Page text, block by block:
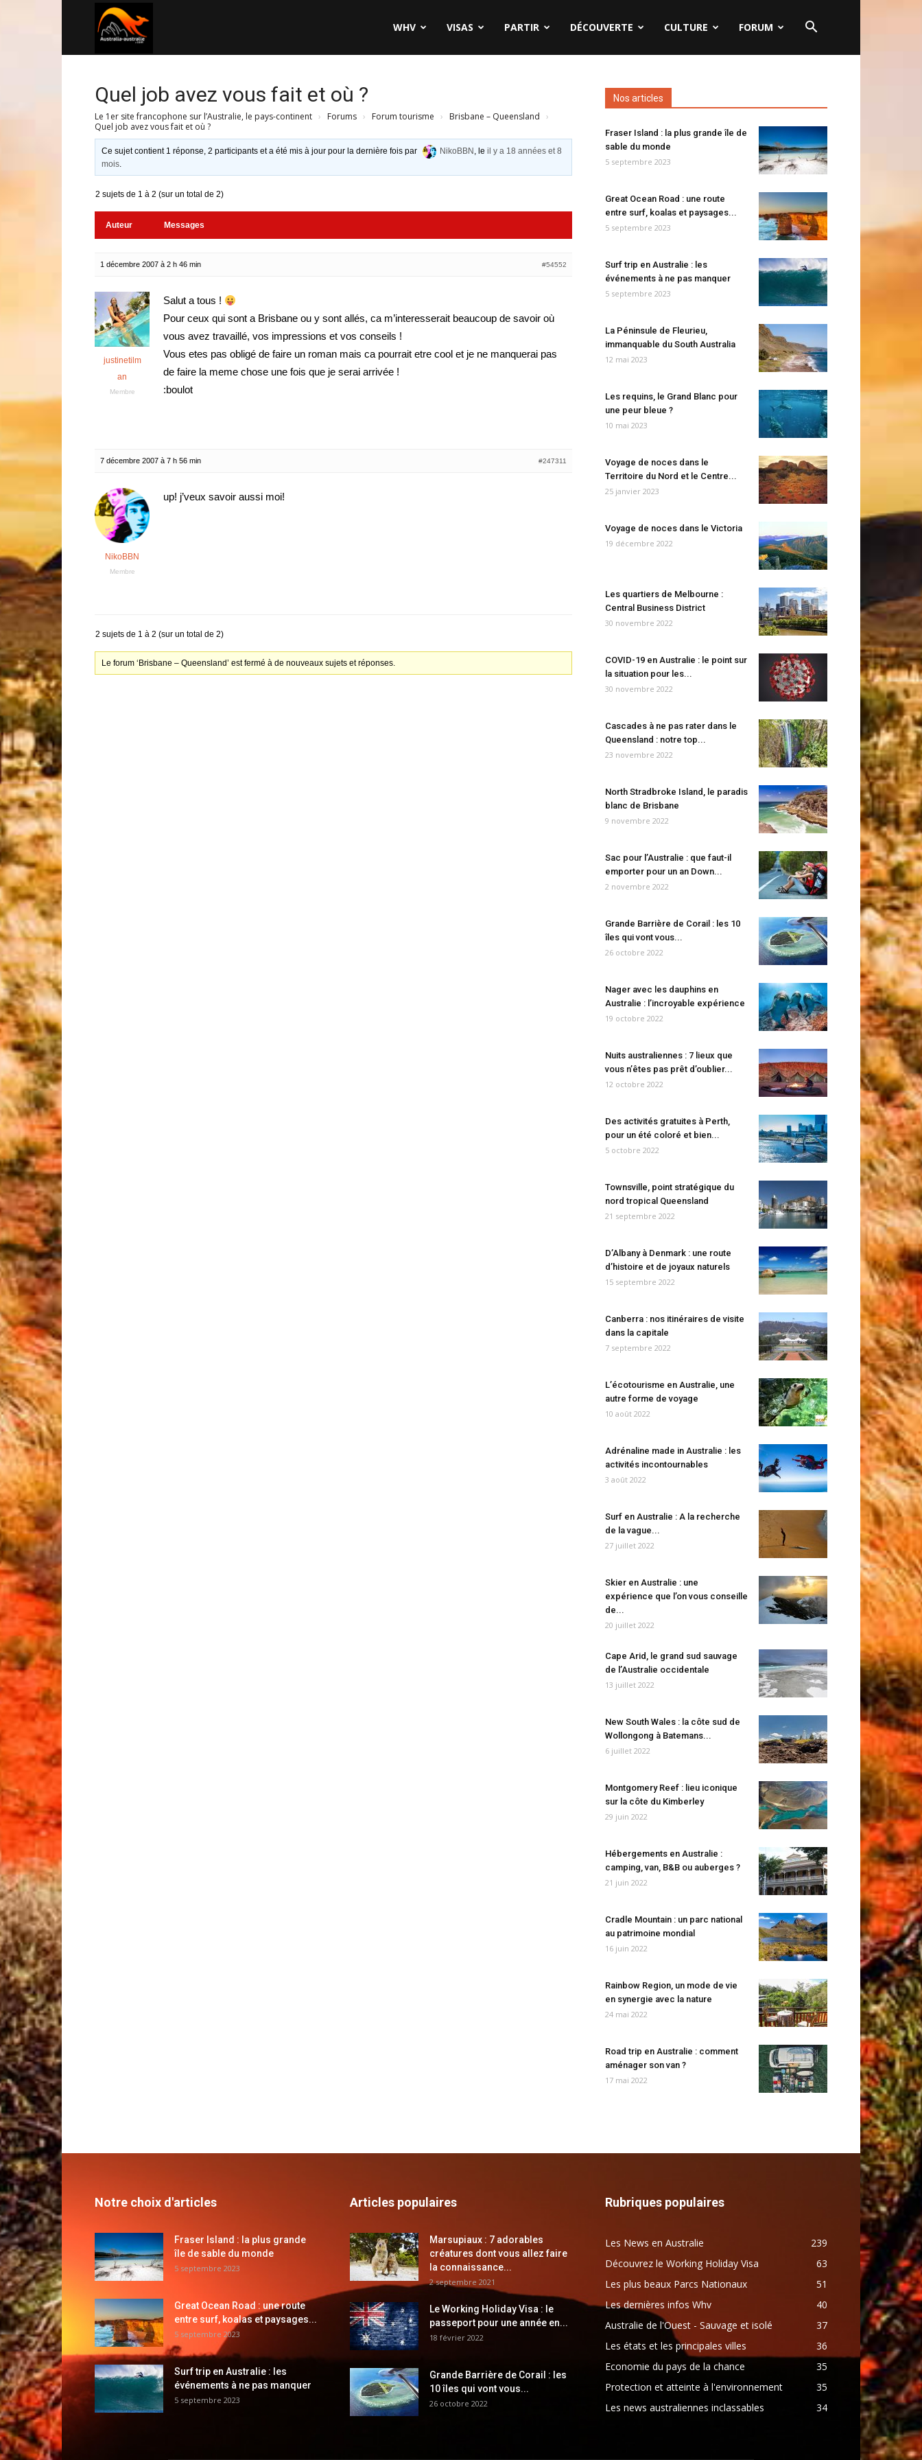
WHV VISAS PARTIR DÉCOUVERTE CULTURE FORUM
Quel job avez vous fait et où ?
Le 1er site francophone sur l’Australie, le pays-continent › Forums › Forum tourisme › Brisbane – Queensland ›
Quel job avez vous fait et où ?
Ce sujet contient 1 réponse, 2 participants et a été mis à jour pour la dernière fois par NikoBBN , leil y a 18 années et 8
mois.
2 sujets de 1 à 2 (sur un total de 2)
Auteur Messages
1 décembre 2007 à 2 h 46 min #54552
justinetilm
an
Membre
Salut a tous !
Pour ceux qui sont a Brisbane ou y sont allés, ca m’interesserait beaucoup de savoir où
vous avez travaillé, vos impressions et vos conseils !
Vous etes pas obligé de faire un roman mais ca pourrait etre cool et je ne manquerai pas
de faire la meme chose une fois que je serai arrivée !
:boulot
7 décembre 2007 à 7 h 56 min #247311
NikoBBN
Membre
up! j’veux savoir aussi moi!
2 sujets de 1 à 2 (sur un total de 2)
Le forum ‘Brisbane – Queensland’ est fermé à de nouveaux sujets et réponses.
Nos articles
Fraser Island : la plus grande île de
sable du monde
5 septembre 2023
Great Ocean Road : une route
entre surf, koalas et paysages...
5 septembre 2023
Surf trip en Australie : les
événements à ne pas manquer
5 septembre 2023
La Péninsule de Fleurieu,
immanquable du South Australia
12 mai 2023
Les requins, le Grand Blanc pour
une peur bleue ?
10 mai 2023
Voyage de noces dans le
Territoire du Nord et le Centre...
25 janvier 2023
Voyage de noces dans le Victoria
19 décembre 2022
Les quartiers de Melbourne :
Central Business District
30 novembre 2022
COVID-19 en Australie : le point sur
la situation pour les...
30 novembre 2022
Cascades à ne pas rater dans le
Queensland : notre top...
23 novembre 2022
North Stradbroke Island, le paradis
blanc de Brisbane
9 novembre 2022
Sac pour l’Australie : que faut-il
emporter pour un an Down...
2 novembre 2022
Grande Barrière de Corail : les 10
îles qui vont vous...
26 octobre 2022
Nager avec les dauphins en
Australie : l’incroyable expérience
19 octobre 2022
Nuits australiennes : 7 lieux que
vous n’êtes pas prêt d’oublier...
12 octobre 2022
Des activités gratuites à Perth,
pour un été coloré et bien...
5 octobre 2022
Townsville, point stratégique du
nord tropical Queensland
21 septembre 2022
D’Albany à Denmark : une route
d’histoire et de joyaux naturels
15 septembre 2022
Canberra : nos itinéraires de visite
dans la capitale
7 septembre 2022
L’écotourisme en Australie, une
autre forme de voyage
10 août 2022
Adrénaline made in Australie : les
activités incontournables
3 août 2022
Surf en Australie : A la recherche
de la vague...
27 juillet 2022
Skier en Australie : une
expérience que l’on vous conseille
de...
20 juillet 2022
Cape Arid, le grand sud sauvage
de l’Australie occidentale
13 juillet 2022
New South Wales : la côte sud de
Wollongong à Batemans...
6 juillet 2022
Montgomery Reef : lieu iconique
sur la côte du Kimberley
29 juin 2022
Hébergements en Australie :
camping, van, B&B ou auberges ?
21 juin 2022
Cradle Mountain : un parc national
au patrimoine mondial
16 juin 2022
Rainbow Region, un mode de vie
en synergie avec la nature
24 mai 2022
Road trip en Australie : comment
aménager son van ?
17 mai 2022
Notre choix d'articles
Fraser Island : la plus grande
île de sable du monde
5 septembre 2023
Great Ocean Road : une route
entre surf, koalas et paysages...
5 septembre 2023
Surf trip en Australie : les
événements à ne pas manquer
5 septembre 2023
Articles populaires
Marsupiaux : 7 adorables
créatures dont vous allez faire
la connaissance...
2 septembre 2021
Le Working Holiday Visa : le
passeport pour une année en...
18 février 2022
Grande Barrière de Corail : les
10 îles qui vont vous...
26 octobre 2022
Rubriques populaires
Les News en Australie
239
Découvrez le Working Holiday Visa
63
Les plus beaux Parcs Nationaux
51
Les dernières infos Whv
40
Australie de l'Ouest - Sauvage et isolé
37
Les états et les principales villes
36
Economie du pays de la chance
35
Protection et atteinte à l'environnement
35
Les news australiennes inclassables
34